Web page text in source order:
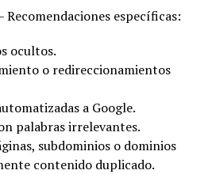
Recomendaciones específicas:
ocultos.
o redireccionamientos
a Google.
palabras irrelevantes.
subdominios o dominios
contenido duplicado.